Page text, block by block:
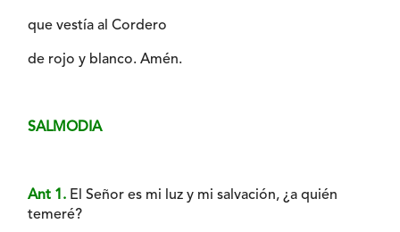
que vestía al Cordero
de rojo y blanco. Amén.
SALMODIA
Ant 1. El Señor es mi luz y mi salvación, ¿a quién
temeré?